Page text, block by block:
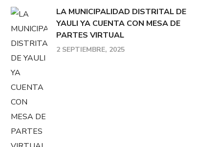
LA MUNICIPALIDAD DISTRITAL DE
YAULI YA CUENTA CON MESA DE
PARTES VIRTUAL
2 SEPTIEMBRE, 2025